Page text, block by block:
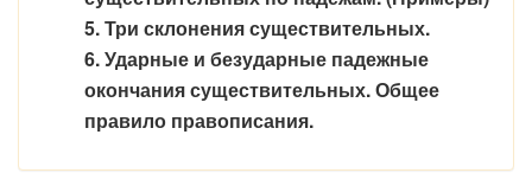
5. Три склонения существительных.
6. Ударные и безударные падежные
окончания существительных. Общее
правило правописания.